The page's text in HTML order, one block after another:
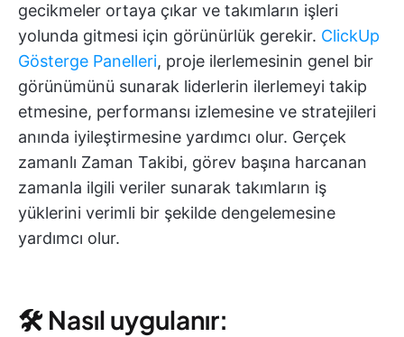
gecikmeler ortaya çıkar ve takımların işleri
yolunda gitmesi için görünürlük gerekir. ClickUp
Gösterge Panelleri, proje ilerlemesinin genel bir
görünümünü sunarak liderlerin ilerlemeyi takip
etmesine, performansı izlemesine ve stratejileri
anında iyileştirmesine yardımcı olur. Gerçek
zamanlı Zaman Takibi, görev başına harcanan
zamanla ilgili veriler sunarak takımların iş
yüklerini verimli bir şekilde dengelemesine
yardımcı olur.
🛠 Nasıl uygulanır: